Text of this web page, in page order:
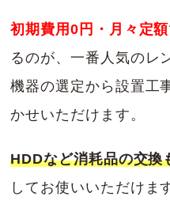
初期費用0円・月々定額
るのが、一番人気のレ
機器の選定から設置工
かせいただけます。
HDDなど消耗品の交換
してお使いいただけま